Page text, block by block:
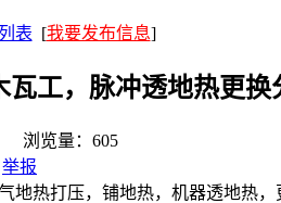
表 [我要发布信息]
工，脉冲透地热更
浏览量：605
举报
热打压，铺地热，机器透地热